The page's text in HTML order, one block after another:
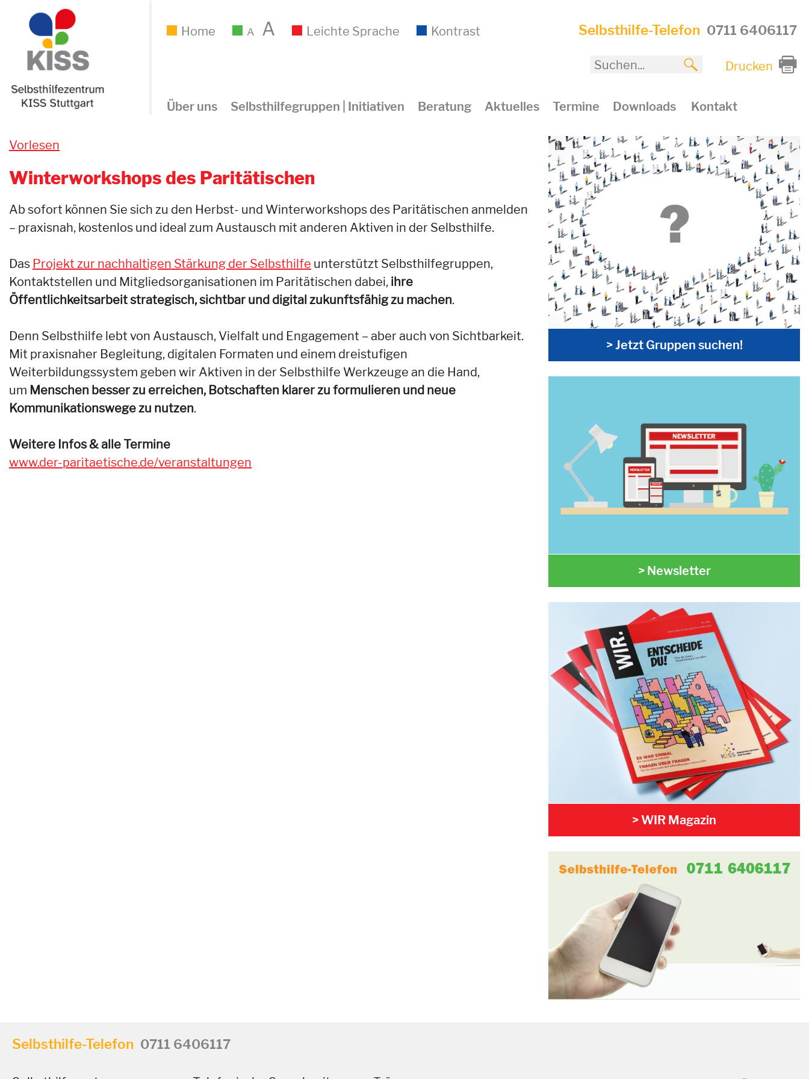
Home A A Leichte Sprache Kontrast Selbsthilfe-Telefon 0711 6406117
Drucken
Über uns Selbsthilfegruppen | Initiativen Beratung Aktuelles Termine Downloads Kontakt
Vorlesen
Winterworkshops des Paritätischen
Ab sofort können Sie sich zu den Herbst- und Winterworkshops des Paritätischen anmelden
– praxisnah, kostenlos und ideal zum Austausch mit anderen Aktiven in der Selbsthilfe.
Das Projekt zur nachhaltigen Stärkung der Selbsthilfe unterstützt Selbsthilfegruppen,
Kontaktstellen und Mitgliedsorganisationen im Paritätischen dabei, ihre
Öffentlichkeitsarbeit strategisch, sichtbar und digital zukunftsfähig zu machen.
Denn Selbsthilfe lebt von Austausch, Vielfalt und Engagement – aber auch von Sichtbarkeit.
Mit praxisnaher Begleitung, digitalen Formaten und einem dreistufigen
Weiterbildungssystem geben wir Aktiven in der Selbsthilfe Werkzeuge an die Hand,
um Menschen besser zu erreichen, Botschaften klarer zu formulieren und neue
Kommunikationswege zu nutzen.
Weitere Infos & alle Termine
www.der-paritaetische.de/veranstaltungen
> Jetzt Gruppen suchen!
> Newsletter
> WIR Magazin
Selbsthilfe-Telefon 0711 6406117